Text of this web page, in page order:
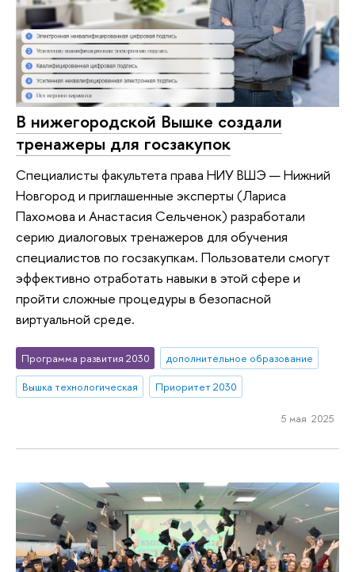
В нижегородской Вышке создали
тренажеры для госзакупок
Специалисты факультета права НИУ ВШЭ — Нижний
Новгород и приглашенные эксперты (Лариса
Пахомова и Анастасия Сельченок) разработали
серию диалоговых тренажеров для обучения
специалистов по госзакупкам. Пользователи смогут
эффективно отработать навыки в этой сфере и
пройти сложные процедуры в безопасной
виртуальной среде.
Программа развития 2030
дополнительное образование
Вышка технологическая
Приоритет 2030
5 мая 2025